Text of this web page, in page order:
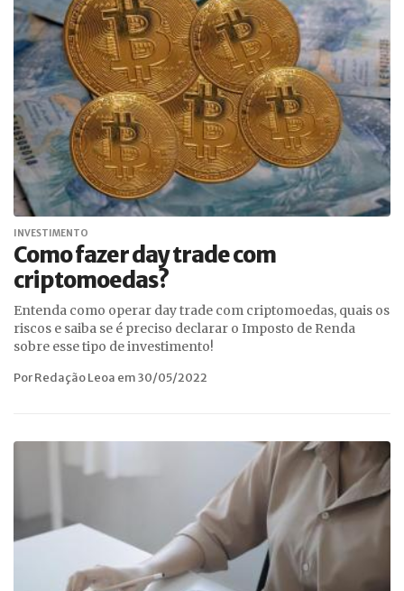
INVESTIMENTO
Como fazer day trade com
criptomoedas?
Entenda como operar day trade com criptomoedas, quais os
riscos e saiba se é preciso declarar o Imposto de Renda
sobre esse tipo de investimento!
Por Redação Leoa em 30/05/2022